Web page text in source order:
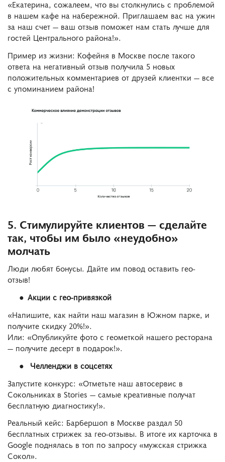
«Екатерина, сожалеем, что вы столкнулись с проблемой
в нашем кафе на набережной. Приглашаем вас на ужин
за наш счет — ваш отзыв поможет нам стать лучше для
гостей Центрального района!».
Пример из жизни: Кофейня в Москве после такого
ответа на негативный отзыв получила 5 новых
положительных комментариев от друзей клиентки — все
с упоминанием района!
5. Стимулируйте клиентов — сделайте
так, чтобы им было «неудобно»
молчать
Люди любят бонусы. Дайте им повод оставить гео-
отзыв!
Акции с гео-привязкой
«Напишите, как найти наш магазин в Южном парке, и
получите скидку 20%!».
Или: «Опубликуйте фото с геометкой нашего ресторана
— получите десерт в подарок!».
Челленджи в соцсетях
Запустите конкурс: «Отметьте наш автосервис в
Сокольниках в Stories — самые креативные получат
бесплатную диагностику!».
Реальный кейс: Барбершоп в Москве раздал 50
бесплатных стрижек за гео-отзывы. В итоге их карточка в
Google поднялась в топ по запросу «мужская стрижка
Сокол».